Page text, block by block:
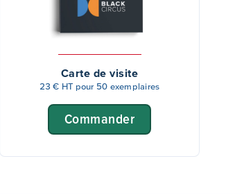
Carte de visite
23 € HT pour 50 exemplaires
Commander